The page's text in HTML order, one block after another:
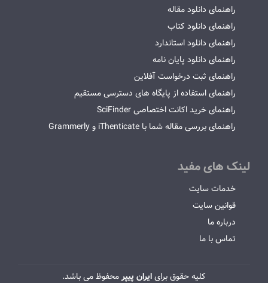
راهنمای دانلود مقاله
راهنمای دانلود کتاب
راهنمای دانلود استاندارد
راهنمای دانلود پایان نامه
راهنمای ثبت درخواست آفلاین
راهنمای استفاده از پایگاه های دسترسی مستقیم
راهنمای خرید اکانت اختصاصی SciFinder
راهنمای بررسی مقاله شما با iThenticate و Grammerly
لینک های مفید
خدمات سایت
قوانین سایت
درباره ما
تماس با ما
کلیه حقوق برایایران پیپرمحفوظ می باشد.